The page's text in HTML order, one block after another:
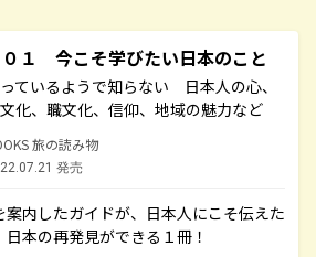
０１ 今こそ学びたい日本のこと
ているようで知らない 日本人の心、
化、職文化、信仰、地域の魅力など
旅の読み物
発売
案内したガイドが、日本人にこそ伝えた
本の再発見ができる１冊！